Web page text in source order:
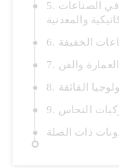
5. تطبيقات النحاس في الصناعات
والمعدنية
الخفيفة
والفن
الفائقة
النحاس
ذات الصلة